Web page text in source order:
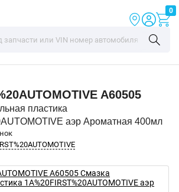
0
A60505
пластика
аэр Ароматная 400мл